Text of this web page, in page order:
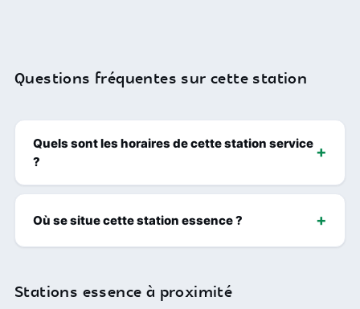
Questions fréquentes sur cette station
Quels sont les horaires de cette station service
?
Où se situe cette station essence ?
Stations essence à proximité